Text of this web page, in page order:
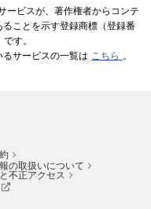
ービスが、著作権者からコンテ
ことを示す登録商標（登録番
す。
サービスの一覧は こちら 。
の取扱いについて
不正アクセス